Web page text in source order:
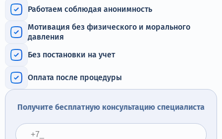
Контакты
+7 (905) 483-87-88
Томилино, ул. Гаршина, 17
Работаем соблюдая анонимность
Мотивация без физического и морального
давления
Без постановки на учет
Оплата после процедуры
Получите бесплатную консультацию специалиста